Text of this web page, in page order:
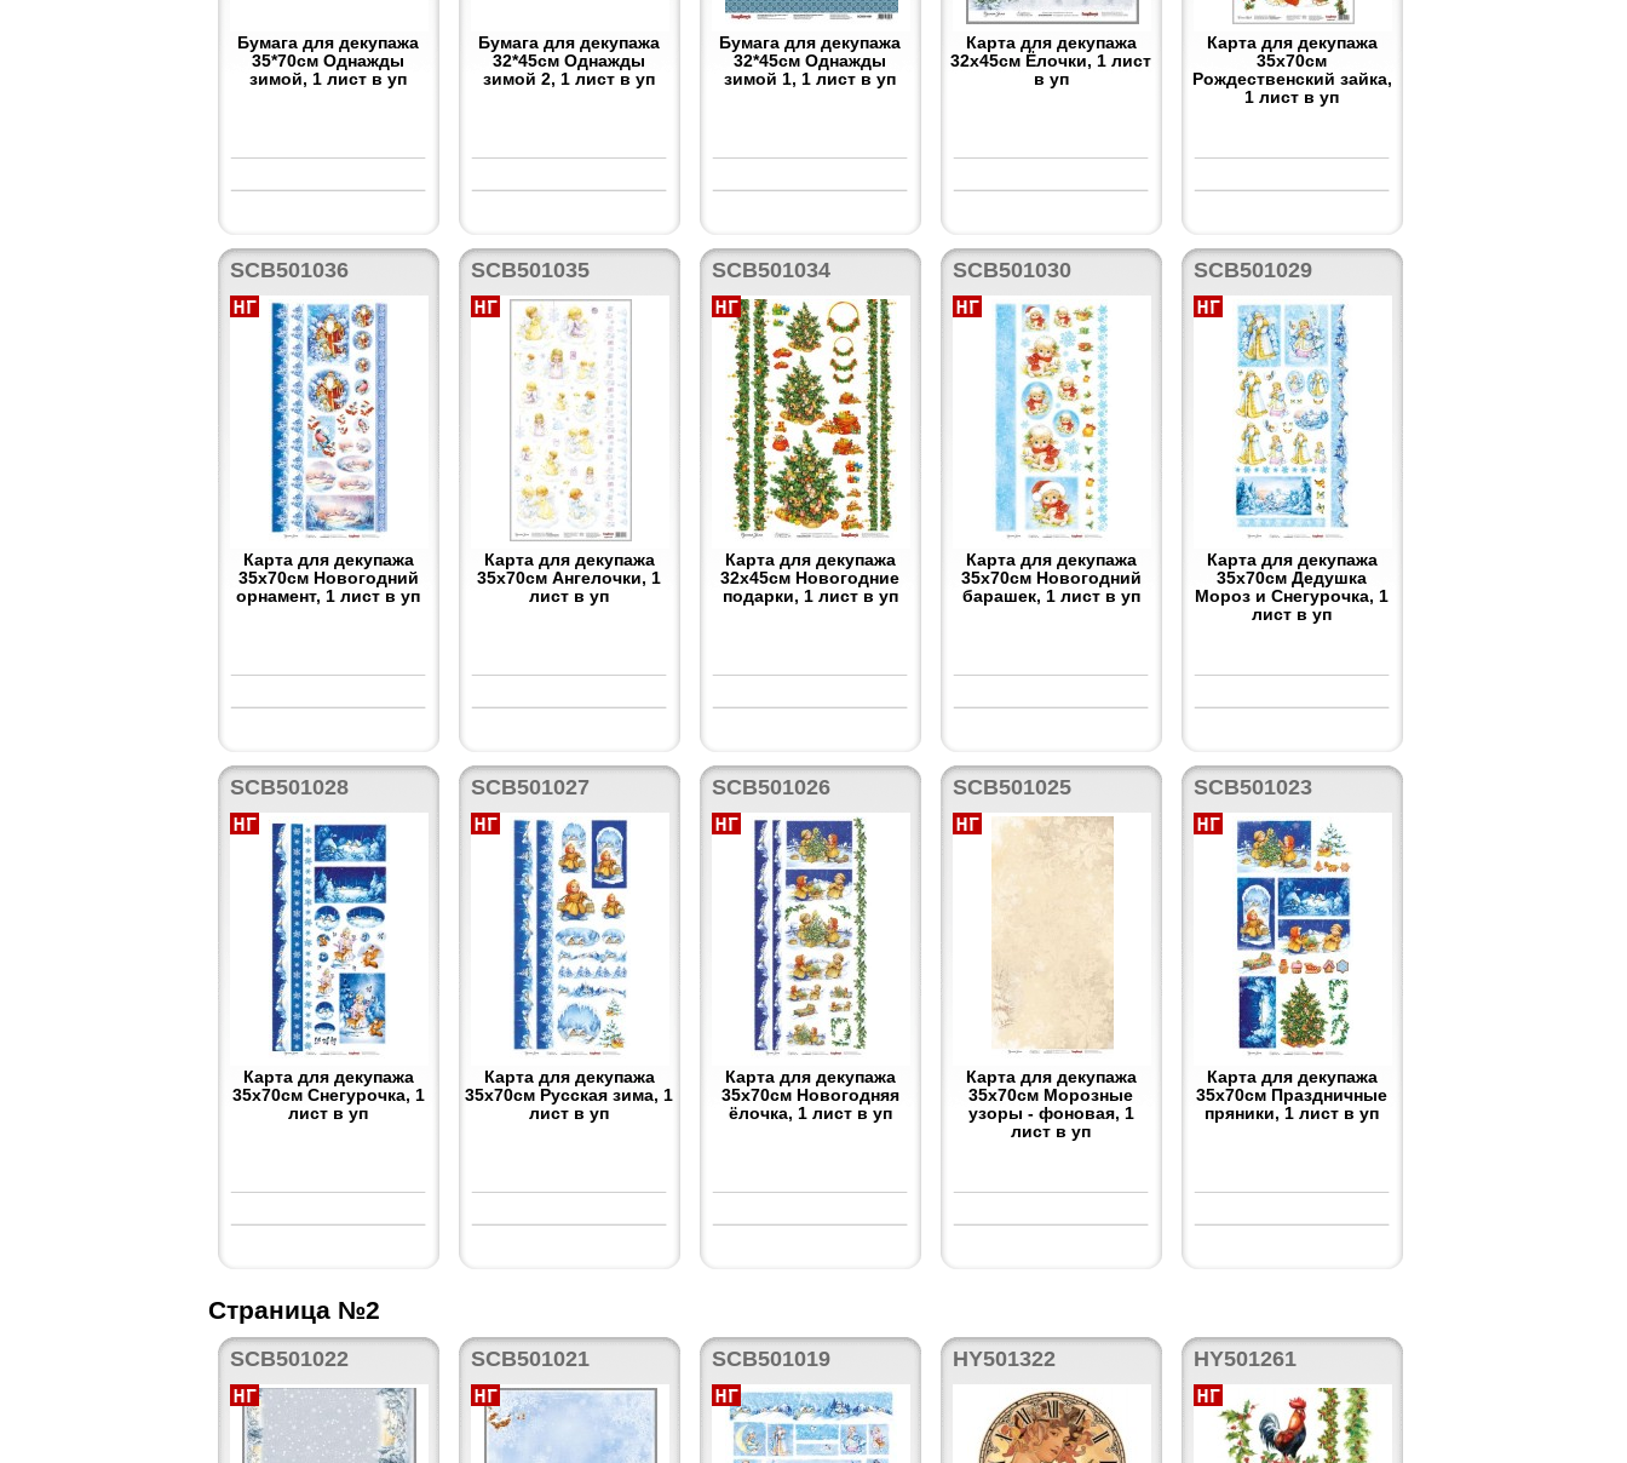
Бумага для декупажа
35*70см Однажды
зимой, 1 лист в уп
Бумага для декупажа
32*45см Однажды
зимой 2, 1 лист в уп
Бумага для декупажа
32*45см Однажды
зимой 1, 1 лист в уп
Карта для декупажа
32x45см Ёлочки, 1 лист
в уп
Карта для декупажа
35x70см
Рождественский зайка,
1 лист в уп
SCB501036
Карта для декупажа
35x70см Новогодний
орнамент, 1 лист в уп
SCB501035
Карта для декупажа
35x70см Ангелочки, 1
лист в уп
SCB501034
Карта для декупажа
32x45см Новогодние
подарки, 1 лист в уп
SCB501030
Карта для декупажа
35x70см Новогодний
барашек, 1 лист в уп
SCB501029
Карта для декупажа
35x70см Дедушка
Мороз и Снегурочка, 1
лист в уп
SCB501028
Карта для декупажа
35x70см Снегурочка, 1
лист в уп
SCB501027
Карта для декупажа
35x70см Русская зима, 1
лист в уп
SCB501026
Карта для декупажа
35x70см Новогодняя
ёлочка, 1 лист в уп
SCB501025
Карта для декупажа
35x70см Морозные
узоры - фоновая, 1
лист в уп
SCB501023
Карта для декупажа
35x70см Праздничные
пряники, 1 лист в уп
Страница №2
SCB501022 SCB501021 SCB501019 HY501322 HY501261